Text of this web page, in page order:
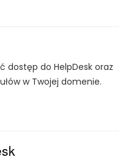
dostęp do HelpDesk oraz
w Twojej domenie.